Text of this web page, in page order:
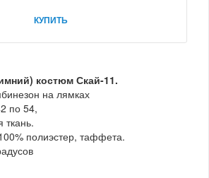
КУПИТЬ
костюм Скай-11.
на лямках
по 54,
полиэстер, таффета.